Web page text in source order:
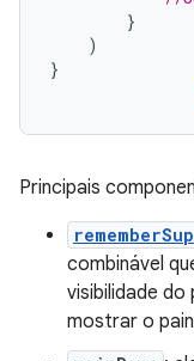
}
)
}
Principais
combinável
visibilidade
mostrar o